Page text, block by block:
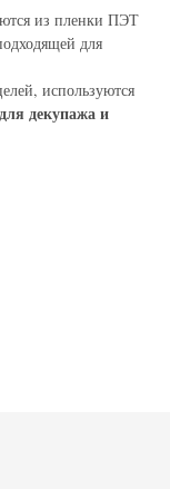
из пленки ПЭТ
для
используются
декупажа и